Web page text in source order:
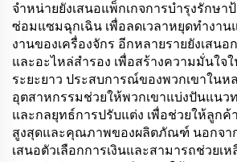
จำหน่ายยังเสนอแพ็กเกจการบำรุงรักษา
ซ่อมแซมฉุกเฉิน เพื่อลดเวลาหยุดทำงาน
งานของเครื่องจักร อีกหลายรายยังเสน
และอะไหล่สำรอง เพื่อสร้างความมั่นใจ
ระยะยาว ประสบการณ์ของพวกเขาในห
อุตสาหกรรมช่วยให้พวกเขาแบ่งปันแน
และกลยุทธ์การปรับแต่ง เพื่อช่วยให้ลูก
สูงสุดและคุณภาพของผลิตภัณฑ์ นอกจา
เสนอตัวเลือกการเงินและสามารถช่วยเห